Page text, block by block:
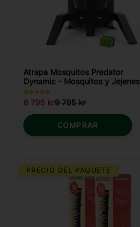
a favoritos
Atrapa Mosquitos Predator
Dynamic - Mosquitos y Jejenes
8 795 kr9 795kr
COMPRAR
PRECIO DEL PAQUETE